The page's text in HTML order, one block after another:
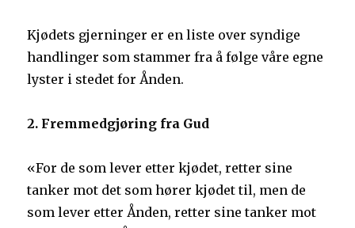
Kjødets gjerninger er en liste over syndige
handlinger som stammer fra å følge våre egne
lyster i stedet for Ånden.
2. Fremmedgjøring fra Gud
«For de som lever etter kjødet, retter sine
tanker mot det som hører kjødet til, men de
som lever etter Ånden, retter sine tanker mot